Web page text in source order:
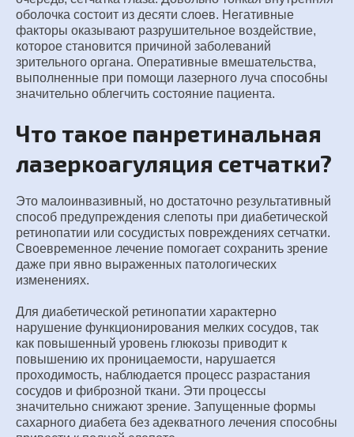
оболочка состоит из десяти слоев. Негативные
факторы оказывают разрушительное воздействие,
которое становится причиной заболеваний
зрительного органа. Оперативные вмешательства,
выполненные при помощи лазерного луча способны
значительно облегчить состояние пациента.
Что такое панретинальная
лазеркоагуляция сетчатки?
Это малоинвазивный, но достаточно результативный
способ предупреждения слепоты при диабетической
ретинопатии или сосудистых повреждениях сетчатки.
Своевременное лечение помогает сохранить зрение
даже при явно выраженных патологических
изменениях.
Для диабетической ретинопатии характерно
нарушение функционирования мелких сосудов, так
как повышенный уровень глюкозы приводит к
повышению их проницаемости, нарушается
проходимость, наблюдается процесс разрастания
сосудов и фиброзной ткани. Эти процессы
значительно снижают зрение. Запущенные формы
сахарного диабета без адекватного лечения способны